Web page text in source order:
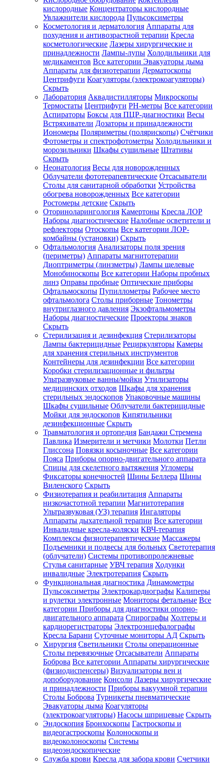
Зарегистрироваться
Зачем
регистрироваться?
Все
покупки
одном
месте
Личный
менеджер
Отслеживание
статуса
заказа
кислородные Концентраторы кислородные
Увлажнители кислорода Пульсоксиметры
Косметология и дерматология Аппараты для
похудения и антивозрастной терапии Кресла
косметологические Лазеры хирургические и
принадлежности Лампы-лупы Холодильники для
медикаментов Все категории Эвакуаторы дыма
Аппараты для физиотерапии Дерматоскопы
Центрифуги Коагуляторы (электрокоагуляторы)
Скрыть
Лаборатория Аквадистилляторы Микроскопы
Термостаты Центрифуги PH-метры Все категории
Аспираторы Боксы для ПЦР-диагностики Весы
Встряхиватели Дозаторы и принадлежности
Иономеры Поляриметры (полярископы) Счётчики
Фотометры и спектрофотометры Холодильники и
морозильники Шкафы сушильные Штативы
Скрыть
Неонатология Весы для новорожденных
Облучатели фототерапевтические Отсасыватели
Столы для санитарной обработки Устройства
обогрева новорожденных Все категории
Ростомеры детские Скрыть
Оториноларингология Камертоны Кресла ЛОР
Наборы диагностические Налобные осветители и
рефлекторы Отоскопы Все категории ЛОР-
комбайны (установки) Скрыть
Офтальмология Анализаторы поля зрения
(периметры) Аппараты магнитотерапии
Диоптриметры (линзметры) Лампы щелевые
Монобиноскопы Все категории Наборы пробных
линз Оправы пробные Оптические приборы
Офтальмоскопы Пупиллометры Рабочее место
офтальмолога Столы приборные Тонометры
внутриглазного давления Экзофтальмометры
Наборы диагностические Проекторы знаков
Скрыть
Стерилизация и дезинфекция Стерилизаторы
Лампы бактерицидные Рециркуляторы Камеры
для хранения стерильных инструментов
Контейнеры для дезинфекции Все категории
Коробки стерилизационные и фильтры
Ультразвуковые ванны/мойки Утилизаторы
медицинских отходов Шкафы для хранения
стерильных эндоскопов Упаковочные машины
Шкафы сушильные Облучатели бактерицидные
Мойки для эндоскопов Кипятильники
дезинфекционные Скрыть
Травматология и ортопедия Бандажи Стремена
Павлика Измерители и метчики Молотки Петли
Глиссона Повязки косыночные Все категории
Пояса Приборы опорно-двигательного аппарата
Спицы для скелетного вытяжения Угломеры
Фиксаторы конечностей Шины Беллера Шины
Виленского Скрыть
Физиотерапия и реабилитация Аппараты
низкочастотной терапии Магнитотерапия
Ультразвуковая (УЗ) терапия Ингаляторы
Аппараты дыхательной терапии Все категории
Инвалидные кресла-коляски КВЧ-терапия
Комплексы физиотерапевтические Массажеры
Подъемники и подвесы для больных Светотерапия
(облучатели) Системы противопролежневые
Стулья санитарные УВЧ терапия Ходунки
инвалидные Электротерапия Скрыть
Функциональная диагностика Динамометры
Пульсоксиметры Электрокардиографы Калиперы
и рулетки электронные Мониторы фетальные Все
категории Приборы для диагностики опорно-
двигательного аппарата Спирографы Холтеры и
кардиорегистраторы Электроэнцефалографы
Кресла Барани Суточные мониторы АД Скрыть
Хирургия Светильники Столы операционные
Столы перевязочные Отсасыватели Аппараты
Боброва Все категории Аппараты хирургические
(физиодиспенсеры) Визуализаторы вен и
допоборудование Консоли Лазеры хирургические
и принадлежности Приборы вакуумной терапии
Столы Боброва Турникеты пневматические
Эвакуаторы дыма Коагуляторы
(электрокоагуляторы) Насосы шприцевые Скрыть
Эндоскопия Бронхоскопы Гастроскопы и
видеогастроскопы Колоноскопы и
видеоколоноскопы Системы
видеоэндоскопические
Служба крови Кресла для забора крови Счетчики